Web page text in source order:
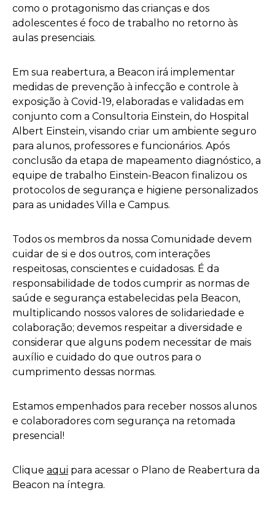
como o protagonismo das crianças e dos
adolescentes é foco de trabalho no retorno às
aulas presenciais.
Em sua reabertura, a Beacon irá implementar
medidas de prevenção à infecção e controle à
exposição à Covid-19, elaboradas e validadas em
conjunto com a ​Consultoria Einstein, do Hospital
Albert Einstein, visando criar um ambiente seguro
para alunos, professores e funcionários. Após
conclusão da etapa de mapeamento diagnóstico, a
equipe de trabalho Einstein-Beacon finalizou os
protocolos de segurança e higiene personalizados
para as unidades Villa e Campus.
Todos os membros da nossa Comunidade devem
cuidar de si e dos outros, com interações
respeitosas, conscientes e cuidadosas. É da
responsabilidade de todos cumprir as normas de
saúde e segurança estabelecidas pela Beacon,
multiplicando nossos valores de solidariedade e
colaboração; devemos respeitar a diversidade e
considerar que alguns podem necessitar de mais
auxílio e cuidado do que outros para o
cumprimento dessas normas.
Estamos empenhados para receber nossos alunos
e colaboradores com segurança na retomada
presencial!
Clique aqui para acessar o Plano de Reabertura da
Beacon na íntegra.